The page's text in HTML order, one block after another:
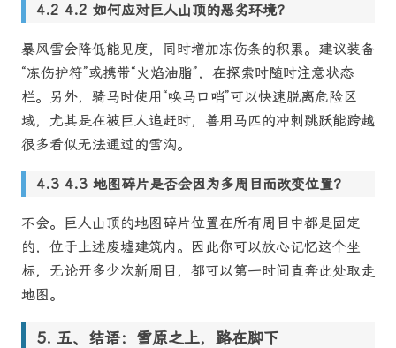
4.2 如何应对巨人山顶的恶劣环境？
暴风雪会降低能见度，同时增加冻伤条的积累。建议装备
“冻伤护符”或携带“火焰油脂”，在探索时随时注意状态
栏。另外，骑马时使用“唤马口哨”可以快速脱离危险区
域，尤其是在被巨人追赶时，善用马匹的冲刺跳跃能跨越
很多看似无法通过的雪沟。
4.3 地图碎片是否会因为多周目而改变位置？
不会。巨人山顶的地图碎片位置在所有周目中都是固定
的，位于上述废墟建筑内。因此你可以放心记忆这个坐
标，无论开多少次新周目，都可以第一时间直奔此处取走
地图。
五、结语：雪原之上，路在脚下